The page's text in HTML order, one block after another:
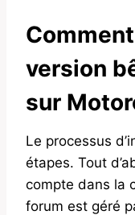
version
sur
Le processus
étapes. Tout
compte dans la
forum est géré